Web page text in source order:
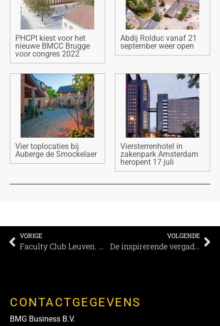
PHCPI kiest voor het
nieuwe BMCC Brugge
voor congres 2022
Abdij Rolduc vanaf 21
september weer open
Vier toplocaties bij
Auberge de Smockelaer
Viersterrenhotel in
zakenpark Amsterdam
heropent 17 juli
VORIGE
Faculty Club Leuven. Maak je meeting historisch
VOLGENDE
De inspirerende vergaderlocaties van KIVI
CONTACTGEGEVENS
BMG Business B.V.